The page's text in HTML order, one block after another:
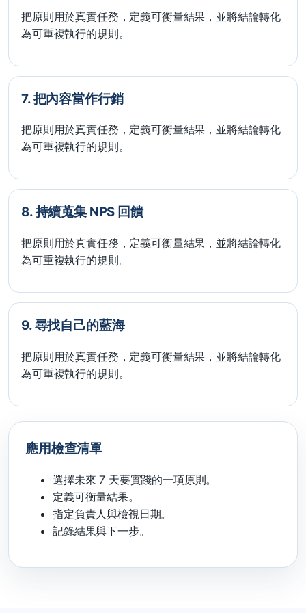
把原則用於真實任務，定義可衡量結果，並將結論轉化
為可重複執行的規則。
7. 把內容當作行銷
把原則用於真實任務，定義可衡量結果，並將結論轉化
為可重複執行的規則。
8. 持續蒐集 NPS 回饋
把原則用於真實任務，定義可衡量結果，並將結論轉化
為可重複執行的規則。
9. 尋找自己的藍海
把原則用於真實任務，定義可衡量結果，並將結論轉化
為可重複執行的規則。
應用檢查清單
選擇未來 7 天要實踐的一項原則。
定義可衡量結果。
指定負責人與檢視日期。
記錄結果與下一步。